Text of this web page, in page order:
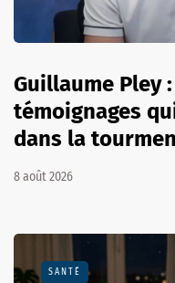
Guillaume Pley
témoignages
dans la
8 août 2026
SANTÉ